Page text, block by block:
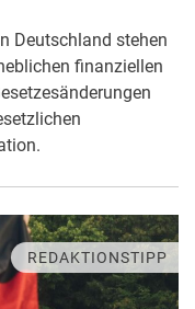
Deutschland stehen
finanziellen
REDAKTIONSTIPP